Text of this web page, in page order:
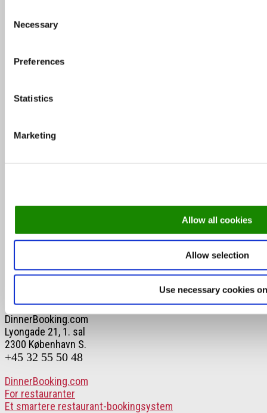
Selection
Necessary
Preferences
Statistics
Marketing
Allow all cookies
Allow selection
Use necessary cookies
Næsten 4 mio. har været ude at spise: Her er de
Guide: På disse danske øer kan du nyde lækker
Michelinguiden 2026: Se hvor stjernerne er
Skønne steder med udeservering i Odense
DinnerBooking.com
Lyongade 21, 1. sal
2300 København S.
+45 32 55 50 48
DinnerBooking.com
For restauranter
Et smartere restaurant-bookingsystem